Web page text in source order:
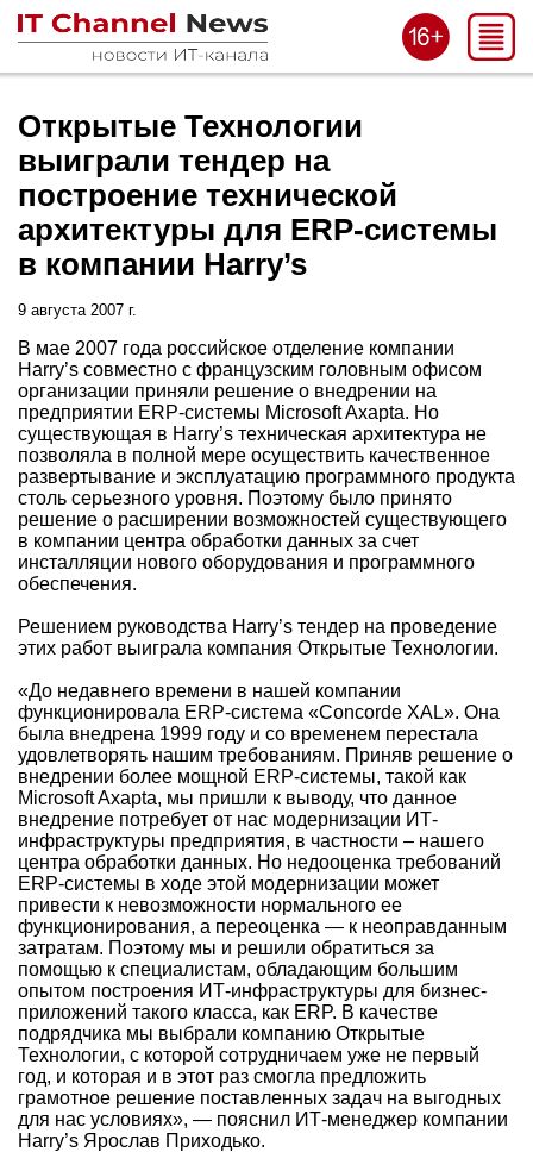
Открытые Технологии
выиграли тендер на
построение технической
архитектуры для ERP-системы
в компании Harry’s
9 августа 2007 г.
В мае 2007 года российское отделение компании
Harry’s совместно с французским головным офисом
организации приняли решение о внедрении на
предприятии ERP-системы Microsoft Axapta. Но
существующая в Harry’s техническая архитектура не
позволяла в полной мере осуществить качественное
развертывание и эксплуатацию программного продукта
столь серьезного уровня. Поэтому было принято
решение о расширении возможностей существующего
в компании центра обработки данных за счет
инсталляции нового оборудования и программного
обеспечения.
Решением руководства Harry’s тендер на проведение
этих работ выиграла компания Открытые Технологии.
«До недавнего времени в нашей компании
функционировала ERP-система «Concorde XAL». Она
была внедрена 1999 году и со временем перестала
удовлетворять нашим требованиям. Приняв решение о
внедрении более мощной ERP-системы, такой как
Microsoft Axapta, мы пришли к выводу, что данное
внедрение потребует от нас модернизации ИТ-
инфраструктуры предприятия, в частности – нашего
центра обработки данных. Но недооценка требований
ERP-системы в ходе этой модернизации может
привести к невозможности нормального ее
функционирования, а переоценка — к неоправданным
затратам. Поэтому мы и решили обратиться за
помощью к специалистам, обладающим большим
опытом построения ИТ-инфраструктуры для бизнес-
приложений такого класса, как ERP. В качестве
подрядчика мы выбрали компанию Открытые
Технологии, с которой сотрудничаем уже не первый
год, и которая и в этот раз смогла предложить
грамотное решение поставленных задач на выгодных
для нас условиях», — пояснил ИТ-менеджер компании
Harry’s Ярослав Приходько.